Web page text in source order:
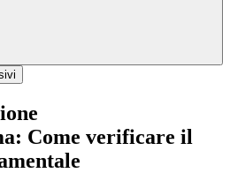
Come verificare il